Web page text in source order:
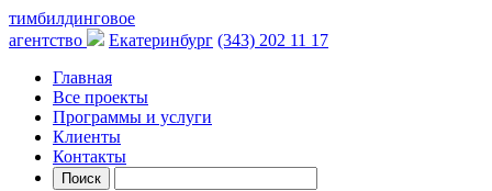
тимбилдинговое
агентство
Екатеринбург (343) 202 11 17
Главная
Все проекты
Программы и услуги
Клиенты
Контакты
Поиск